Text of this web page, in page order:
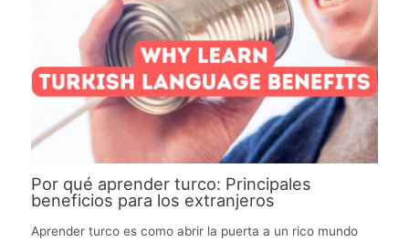
Por qué aprender turco: Principales
beneficios para los extranjeros
Aprender turco es como abrir la puerta a un rico mundo